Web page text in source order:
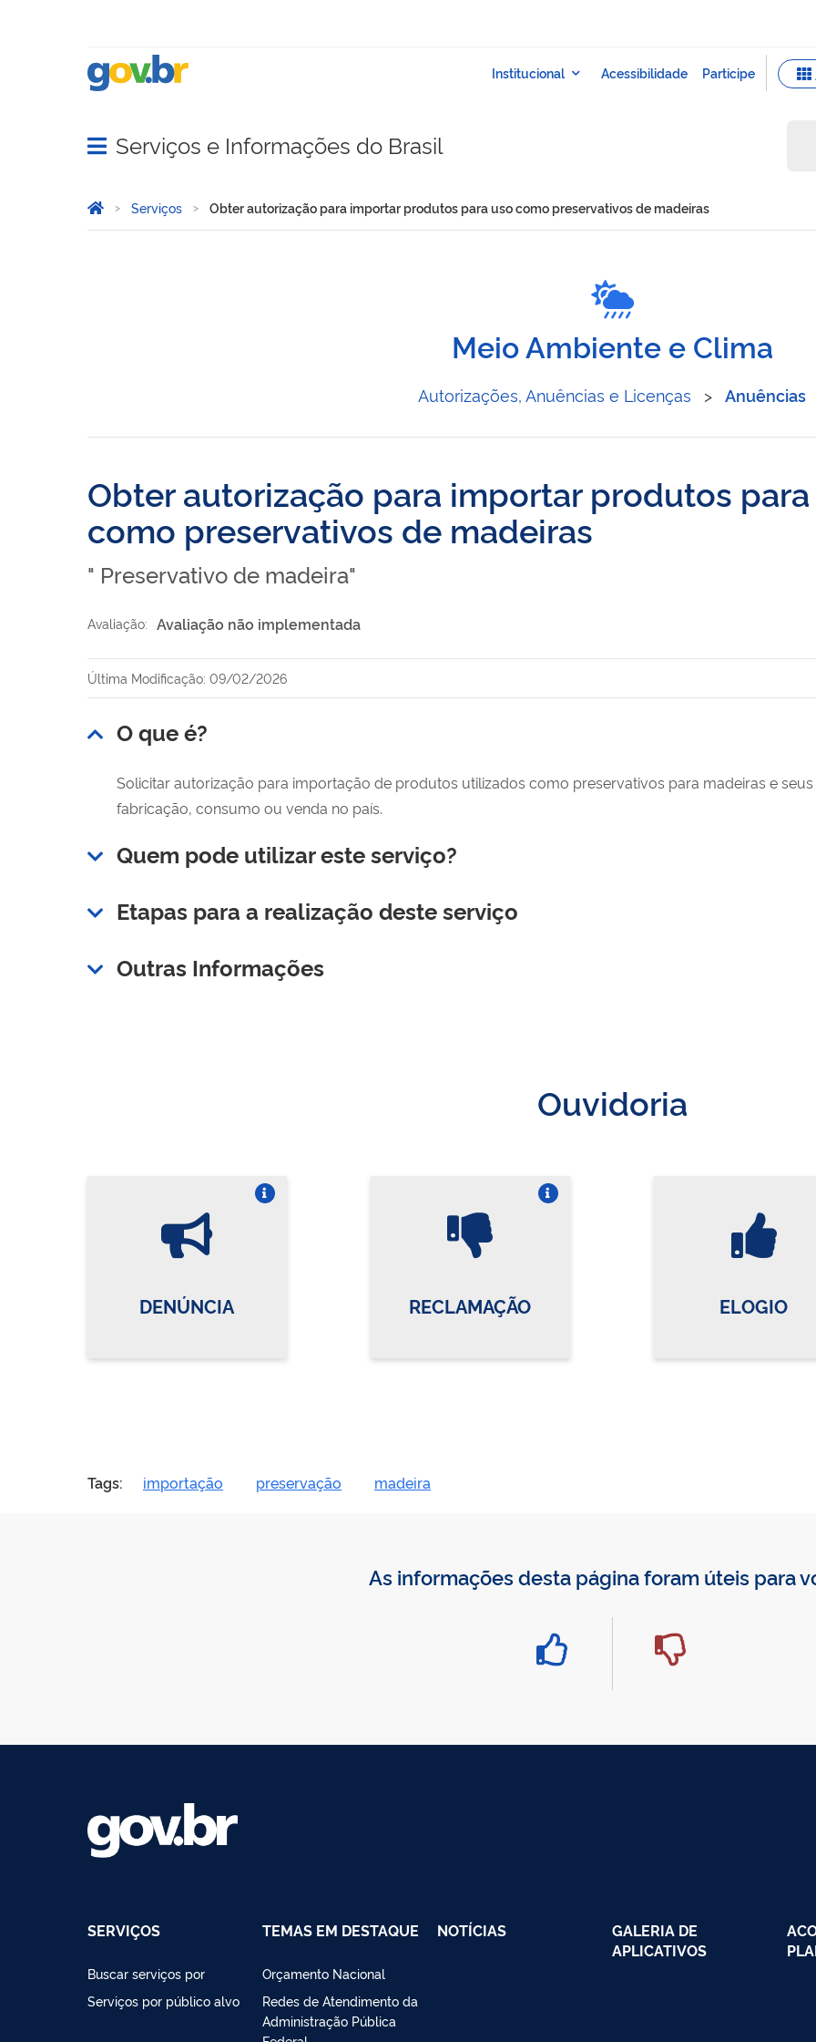
Abrir menu principal de navegação
Serviços e Informações do Brasil
Você está aqui:
Página Inicial
Serviços Obter autorização para importar produtos para uso como preservativos de madeiras
Meio Ambiente e Clima
Autorizações, Anuências e Licenças > Anuências
Obter autorização para importar produtos
como preservativos de madeiras
" Preservativo de madeira"
Avaliação: Avaliação não implementada
Última Modificação: 09/02/2026
O que é?
Solicitar autorização para importação de produtos utilizados como preservativos para madeiras e
fabricação, consumo ou venda no país.
Quem pode utilizar este serviço?
Etapas para a realização deste serviço
Outras Informações
Ouvidoria
DENÚNCIA RECLAMAÇÃO ELOGIO
Tags: importação preservação madeira
As informações desta página foram úteis para
SERVIÇOS
Buscar serviços por
Serviços por público alvo
TEMAS EM DESTAQUE
Orçamento Nacional
Redes de Atendimento da
Administração Pública
NOTÍCIAS
GALERIA DE
APLICATIVOS